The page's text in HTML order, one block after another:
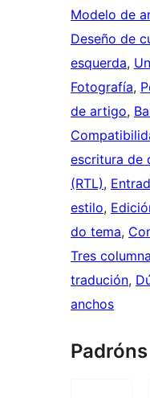
Modelo de
Deseño de
esquerda,
Fotografía,
de artigo,
escritura de
(RTL),
estilo,
do tema,
Tres
tradución,
anchos
Padróns